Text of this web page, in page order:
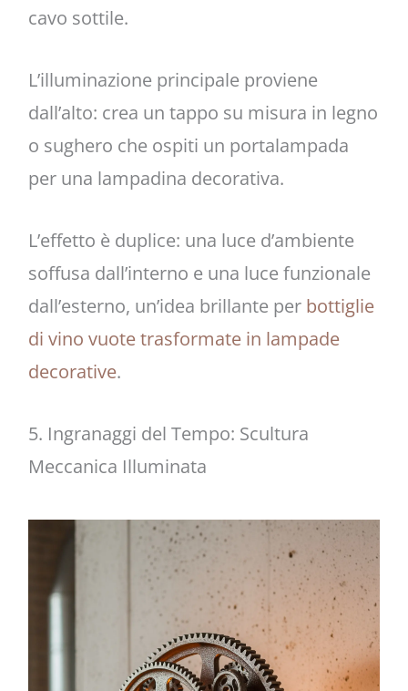
cavo sottile.
L’illuminazione principale proviene
dall’alto: crea un tappo su misura in legno
o sughero che ospiti un portalampada
per una lampadina decorativa.
L’effetto è duplice: una luce d’ambiente
soffusa dall’interno e una luce funzionale
dall’esterno, un’idea brillante per bottiglie
di vino vuote trasformate in lampade
decorative.
5. Ingranaggi del Tempo: Scultura
Meccanica Illuminata